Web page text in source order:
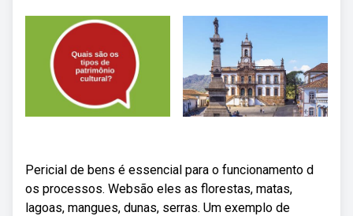
Pericial de bens é essencial para o funcionamento d
os processos. Websão eles as florestas, matas,
lagoas, mangues, dunas, serras. Um exemplo de